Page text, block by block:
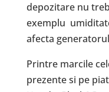
depozitare nu
exemplu
afecta
Printre marcile
prezente si pe